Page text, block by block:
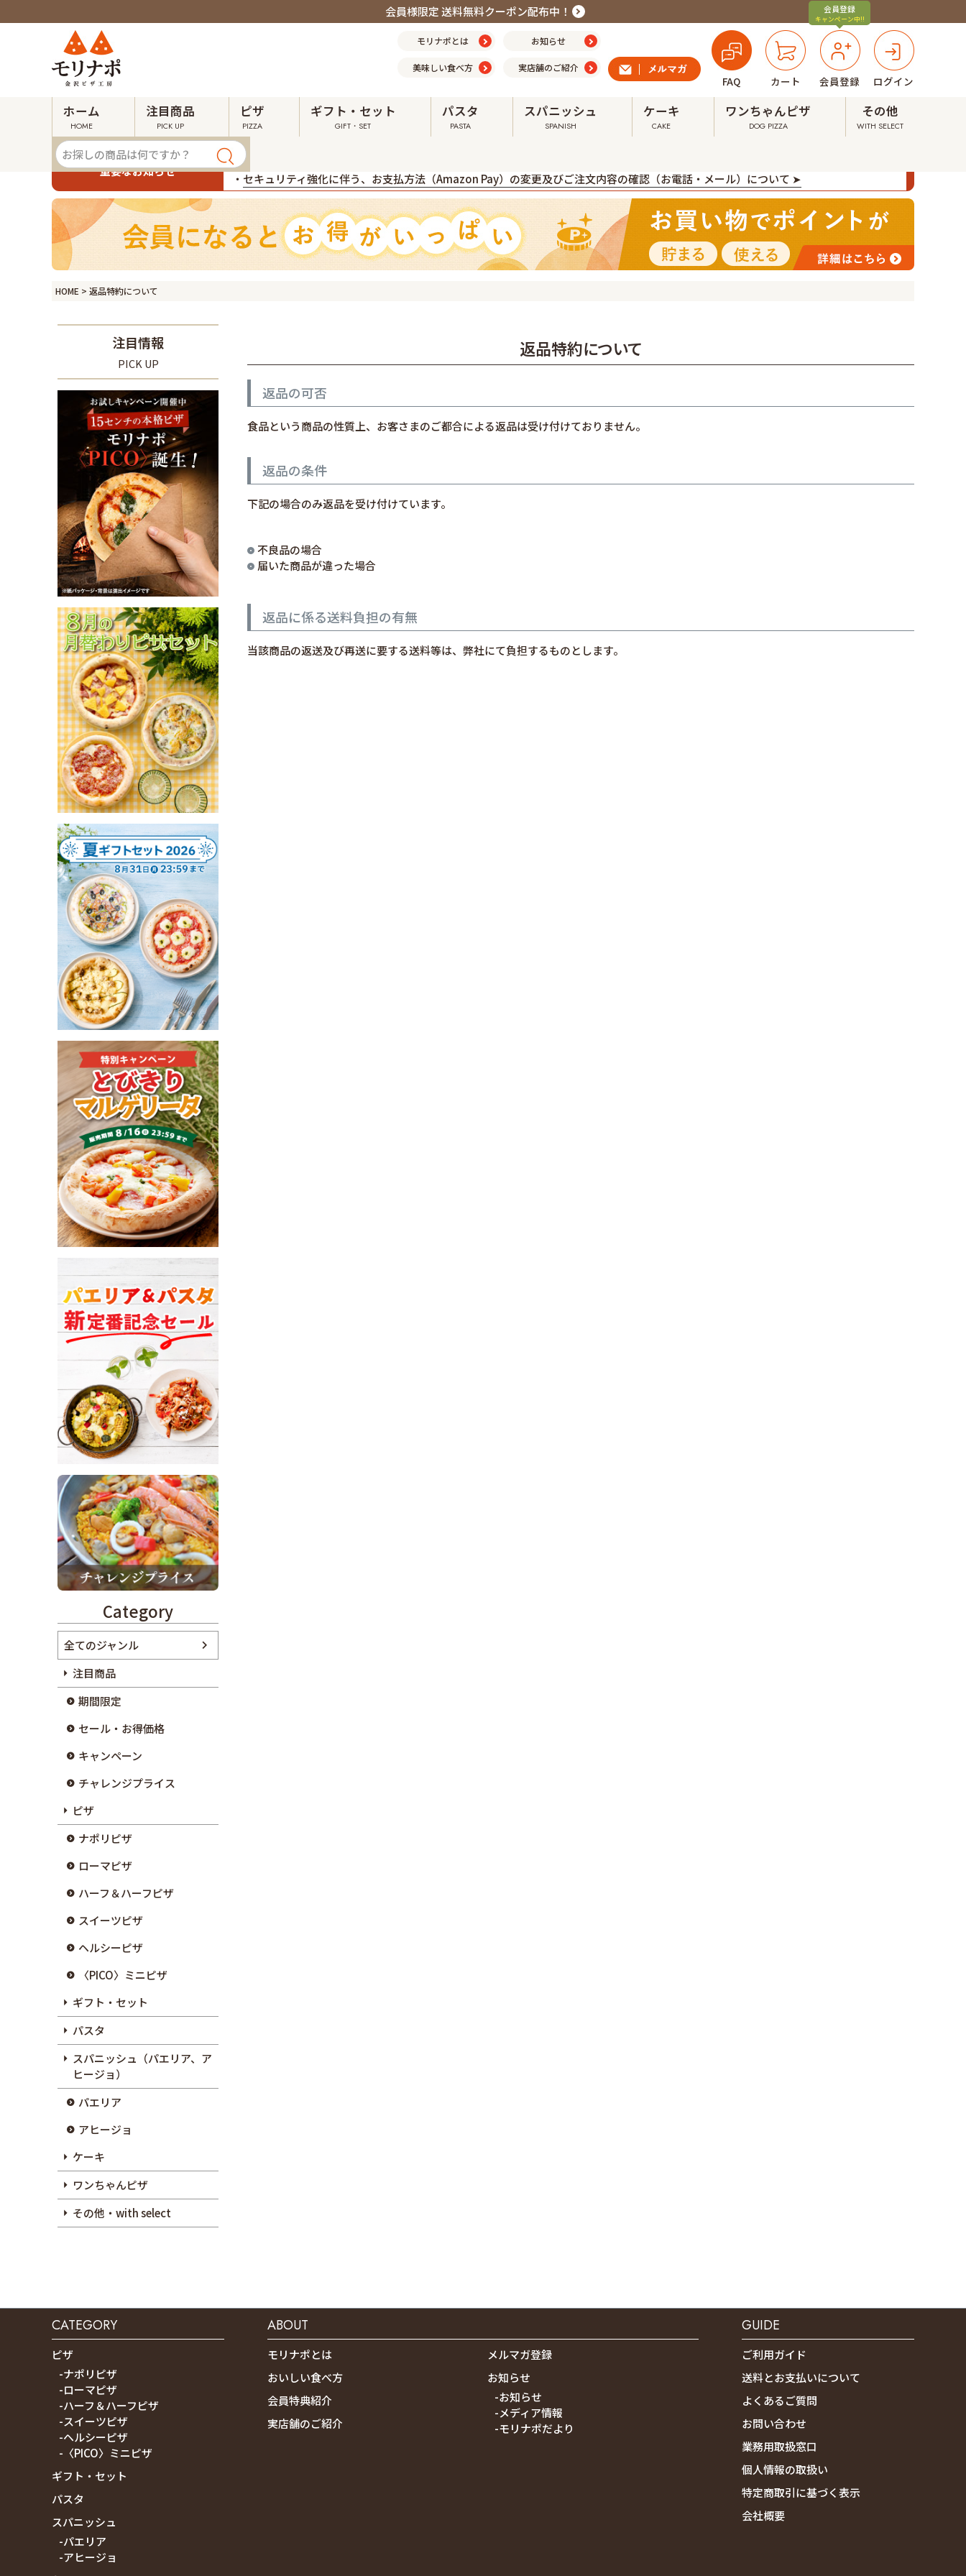
会員様限定 送料無料クーポン配布中！
モリナポとは お知らせ
美味しい食べ方 実店舗のご紹介
FAQ カート 会員登録
会員登録
キャンペーン中!!
ログイン
ホーム
HOME
注目商品
PICK UP
ピザ
PIZZA
ギフト・セット
GIFT・SET
パスタ
PASTA
スパニッシュ
SPANISH
ケーキ
CAKE
ワンちゃんピザ
DOG PIZZA
その他
WITH SELECT
重要なお知らせ
・令和８年熊本地震の影響による配送への影響について ➤
・ セキュリティ強化に伴う、お支払方法（Amazon Pay）の変更及びご注文内容の確認（お電話・メール）について ➤
HOME 返品特約について
注目情報
PICK UP
Category
全てのジャンル
注目商品
期間限定
セール・お得価格
キャンペーン
チャレンジプライス
ピザ
ナポリピザ
ローマピザ
ハーフ＆ハーフピザ
スイーツピザ
ヘルシーピザ
〈PICO〉ミニピザ
ギフト・セット
パスタ
スパニッシュ（パエリア、ア
ヒージョ）
パエリア
アヒージョ
ケーキ
ワンちゃんピザ
その他・with select
返品特約について
返品の可否
食品という商品の性質上、お客さまのご都合による返品は受け付けておりません。
返品の条件
下記の場合のみ返品を受け付けています。
不良品の場合
届いた商品が違った場合
返品に係る送料負担の有無
当該商品の返送及び再送に要する送料等は、弊社にて負担するものとします。
CATEGORY
ピザ
-ナポリピザ
-ローマピザ
-ハーフ＆ハーフピザ
-スイーツピザ
-ヘルシーピザ
-〈PICO〉ミニピザ
ギフト・セット
パスタ
スパニッシュ
-パエリア
-アヒージョ
ABOUT
モリナポとは
おいしい食べ方
会員特典紹介
実店舗のご紹介
メルマガ登録
お知らせ
-お知らせ
-メディア情報
-モリナポだより
GUIDE
ご利用ガイド
送料とお支払いについて
よくあるご質問
お問い合わせ
業務用取扱窓口
個人情報の取扱い
特定商取引に基づく表示
会社概要